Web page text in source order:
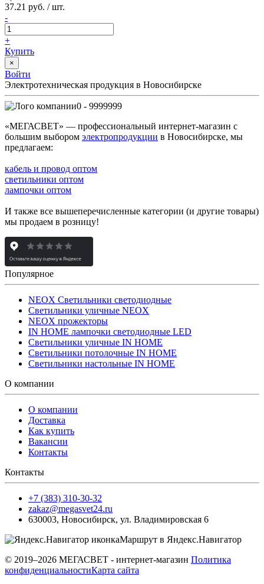
37.21 руб. / шт.
-
+
Купить
×
Войти
Электротехническая продукция в Новосибирске
0 - 9999999
«МЕГАСВЕТ» — профессиональный интернет-магазин с
большим выбором электропродукции в Новосибирске, мы
предлагаем:
кабель и провод оптом
светильники оптом
лампочки оптом
И также все вышеперечисленные категории (и другие товары)
мы продаем в розницу!
Популярное
NEOX Светильники светодиодные
Светильники уличные NEOX
NEOX прожекторы
IN HOME лампочки светодиодные LED
Светильники уличные IN HOME
Светильники потолочные IN HOME
Светильники настольные IN HOME
О компании
О компании
Доставка
Как купить
Вакансии
Контакты
Контакты
+7 (383) 310-30-32
zakaz@megasvet24.ru
630003, Новосибирск, ул. Владимировская 6
Маршрут в Яндекс.Навигатор
© 2019–2026 МЕГАСВЕТ - интернет-магазин Политика
конфиденциальностиКарта сайта